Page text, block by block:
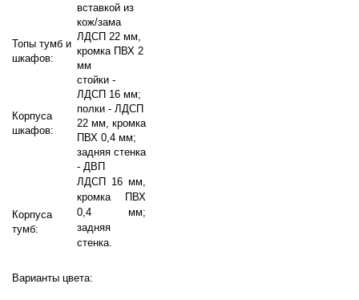
вставкой из
кож/зама
Топы тумб и
шкафов:
ЛДСП 22 мм,
кромка ПВХ 2
мм
Корпуса
шкафов:
стойки -
ЛДСП 16 мм;
полки - ЛДСП
22 мм, кромка
ПВХ 0,4 мм;
задняя стенка
- ДВП
Корпуса
тумб:
ЛДСП 16 мм,
кромка ПВХ
0,4 мм;
задняя
стенка.
Варианты цвета: